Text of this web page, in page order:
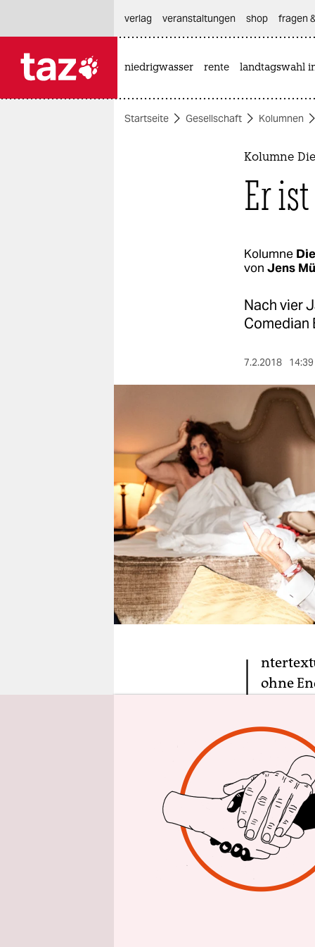
themen
wahrheit
verlag
veranstaltungen
shop
fragen & hilfe
unterstützen
abo
genossenschaft
verlag
veranstaltungen shop fragen
niedrigwasser rente landtagswahl
Startseite Gesellschaft Kolumnen
Kolumne
Er
Kolumne
von Jens
Nach vier
Comedian
7.2.2018
I ohne
Bastian
namens
???“
obsessive
die beim
schon
hat,
In der